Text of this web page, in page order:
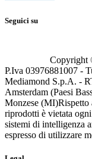
Seguici su
Copyright
P.Iva 03976881007 -
Mediamond S.p.A. -
Amsterdam (Paesi
Monzese (MI)Rispetto
riprodotti è vietata
sistemi di intelligenza
espresso di utilizzare